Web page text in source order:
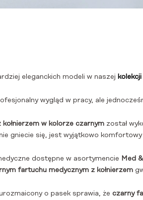
eleganckich modeli w naszej
wygląd w pracy, ale
w kolorze czarnym został
gniecie się, jest wyjątkowo
dostępne w asortymencie Med
fartuchu medycznym z kołnierzem
o pasek sprawia, że czarny